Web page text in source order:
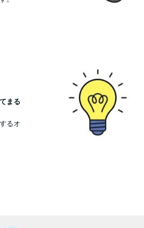
まる
るオ